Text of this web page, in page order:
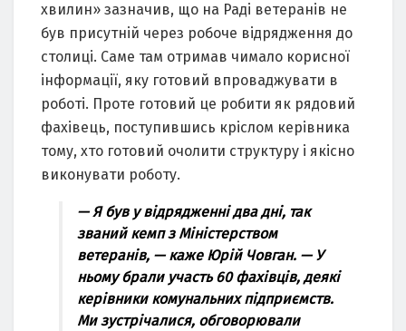
хвилин» зазначив, що на Раді ветеранів не
був присутній через робоче відрядження до
столиці. Саме там отримав чимало корисної
інформації, яку готовий впроваджувати в
роботі. Проте готовий це робити як рядовий
фахівець, поступившись кріслом керівника
тому, хто готовий очолити структуру і якісно
виконувати роботу.
— Я був у відрядженні два дні, так
званий кемп з Міністерством
ветеранів, — каже Юрій Човган. — У
ньому брали участь 60 фахівців, деякі
керівники комунальних підприємств.
Ми зустрічалися, обговорювали